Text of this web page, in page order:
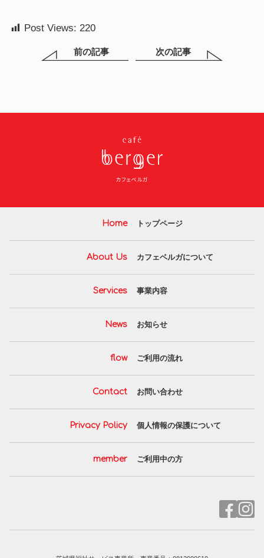
Post Views: 220
前の記事 次の記事
つくば市 就労
移行支援 自立
訓練 カフェベ
ルガ
Home トップページ
About Us カフェベルガについて
Services 事業内容
News お知らせ
flow ご利用の流れ
Contact お問い合わせ
Privacy Policy 個人情報の保護について
member ご利用中の方